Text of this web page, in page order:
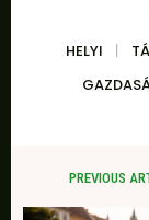
HELYI
PREVIOUS